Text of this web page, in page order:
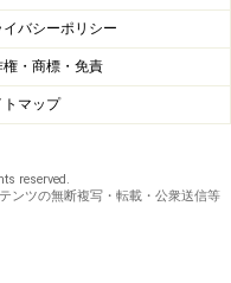
てもらえることでし
御紹介します
の内容をご確認くださ
時または記事公開時点で
イバシーポリシー
権・商標・免責
トマップ
reserved.
ンツの無断複写・転載・公衆送信等